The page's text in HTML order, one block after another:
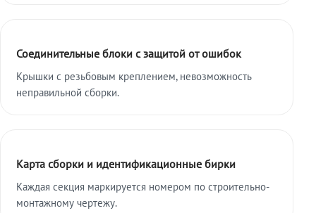
Соединительные блоки с защитой от ошибок
Крышки с резьбовым креплением, невозможность
неправильной сборки.
Карта сборки и идентификационные бирки
Каждая секция маркируется номером по строительно-
монтажному чертежу.